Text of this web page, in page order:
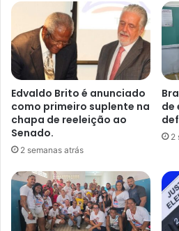
Edvaldo Brito é anunciado
como primeiro suplente na
chapa de reeleição ao
Senado.
2 semanas atrás
de
2